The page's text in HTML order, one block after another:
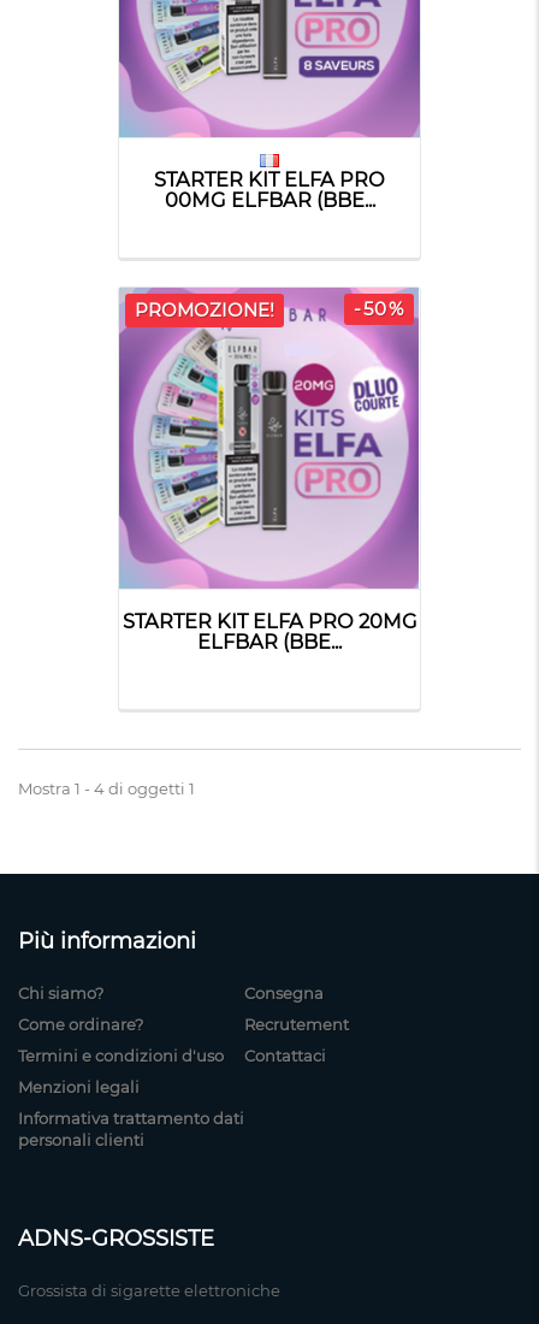
STARTER KIT ELFA PRO
00MG ELFBAR (BBE...
PROMOZIONE! -50%
STARTER KIT ELFA PRO 20MG
ELFBAR (BBE...
Mostra 1 - 4 di oggetti 1
Più informazioni
Chi siamo?
Come ordinare?
Termini e condizioni d'uso
Menzioni legali
Informativa trattamento dati
personali clienti
Consegna
Recrutement
Contattaci
ADNS-GROSSISTE
Grossista di sigarette elettroniche